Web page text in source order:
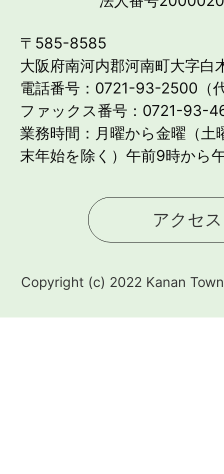
〒585-8585
大阪府南河内郡河南町大字白
電話番号：0721-93-2500（
ファックス番号：0721-93-
業務時間：月曜から金曜（土
末年始を除く）午前9時から
アクセス
Copyright (c) 2022 Kanan